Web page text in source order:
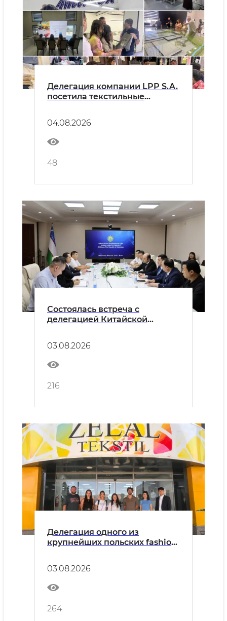
Делегация компании LPP S.A.
посетила текстильные
04.08.2026
48
Состоялась встреча с
делегацией Китайской
представители торговых
палат провинции Хэнань и
руководители крупных
промышленных предприятий.
03.08.2026
216
Делегация одного из
крупнейших польских fashion-
03.08.2026
264